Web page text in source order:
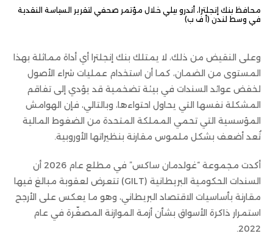
محافظ بنك إنجلترا، أندرو بيلي خلال مؤتمر صحفي لتقرير السياسة النقدية
في وسط لندن (أ ف ب)
وعلى النقيض من ذلك، لا يمتلك بنك إنجلترا أي أداة مماثلة بهذا
المستوى من الضمان، كما أن استخدام عمليات شراء الأصول
لخفض عوائد السندات في بيئة تضخمية قد يؤدي إلى تفاقم
المشكلة نفسها التي يحاول احتواءها، وبالتالي، فإن الهوامش
المؤسسية التي تحمي المملكة المتحدة من الضغوط المالية
تُعد أضعف بشكل ملموس مقارنة بنظيراتها الأوروبية.
أكدت مجموعة “غولدمان ساكس” في مطلع عام 2026 أن
السندات الحكومية البريطانية (GILT) تتعرض لعقوبة مبالغ فيها
مقارنة بأساسيات الاقتصاد البريطاني، وهو ما يعكس على الأرجح
استمرار ذاكرة الأسواق بشأن أزمة الموازنة المصغّرة في عام
2022.